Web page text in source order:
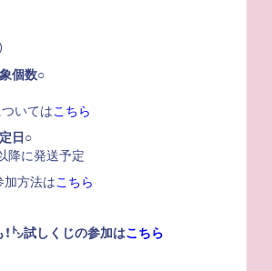
個数○
いてはこちら
日○
降に発送予定
方法はこちら
㌧試しくじの参加はこちら